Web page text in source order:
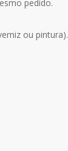
pedido.
ou pintura).